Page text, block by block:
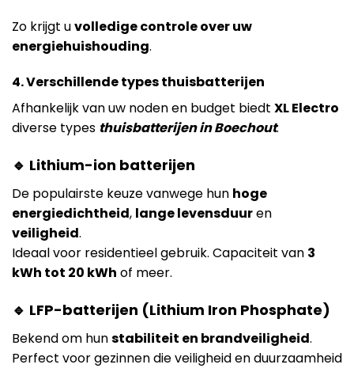
Zo krijgt uvolledige controle over uw
energiehuishouding.
4. Verschillende types thuisbatterijen
Afhankelijk van uw noden en budget biedt XL Electro
diverse types thuisbatterijen in Boechout:
🔹 Lithium-ion batterijen
De populairste keuze vanwege hun hoge
energiedichtheid, lange levensduuren
veiligheid.
Ideaal voor residentieel gebruik. Capaciteit van 3
kWh tot 20 kWh of meer.
🔹 LFP-batterijen (Lithium Iron Phosphate)
Bekend om hunstabiliteit en brandveiligheid.
Perfect voor gezinnen die veiligheid en duurzaamheid